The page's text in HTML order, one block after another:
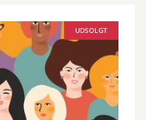
UDSOLGT